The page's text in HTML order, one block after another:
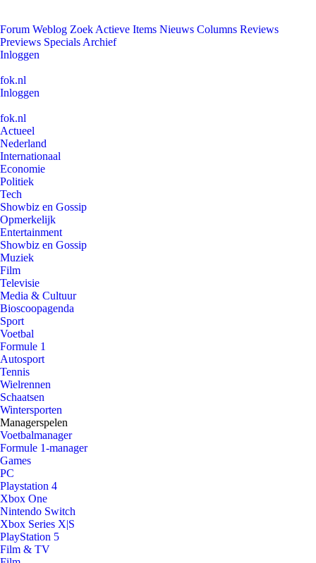
Forum Weblog Zoek Actieve Items Nieuws Columns Reviews
Previews Specials Archief
Inloggen
fok.nl
Inloggen
fok.nl
Actueel
Nederland
Internationaal
Economie
Politiek
Tech
Showbiz en Gossip
Opmerkelijk
Entertainment
Showbiz en Gossip
Muziek
Film
Televisie
Media & Cultuur
Bioscoopagenda
Sport
Voetbal
Formule 1
Autosport
Tennis
Wielrennen
Schaatsen
Wintersporten
Managerspelen
Voetbalmanager
Formule 1-manager
Games
PC
Playstation 4
Xbox One
Nintendo Switch
Xbox Series X|S
PlayStation 5
Film & TV